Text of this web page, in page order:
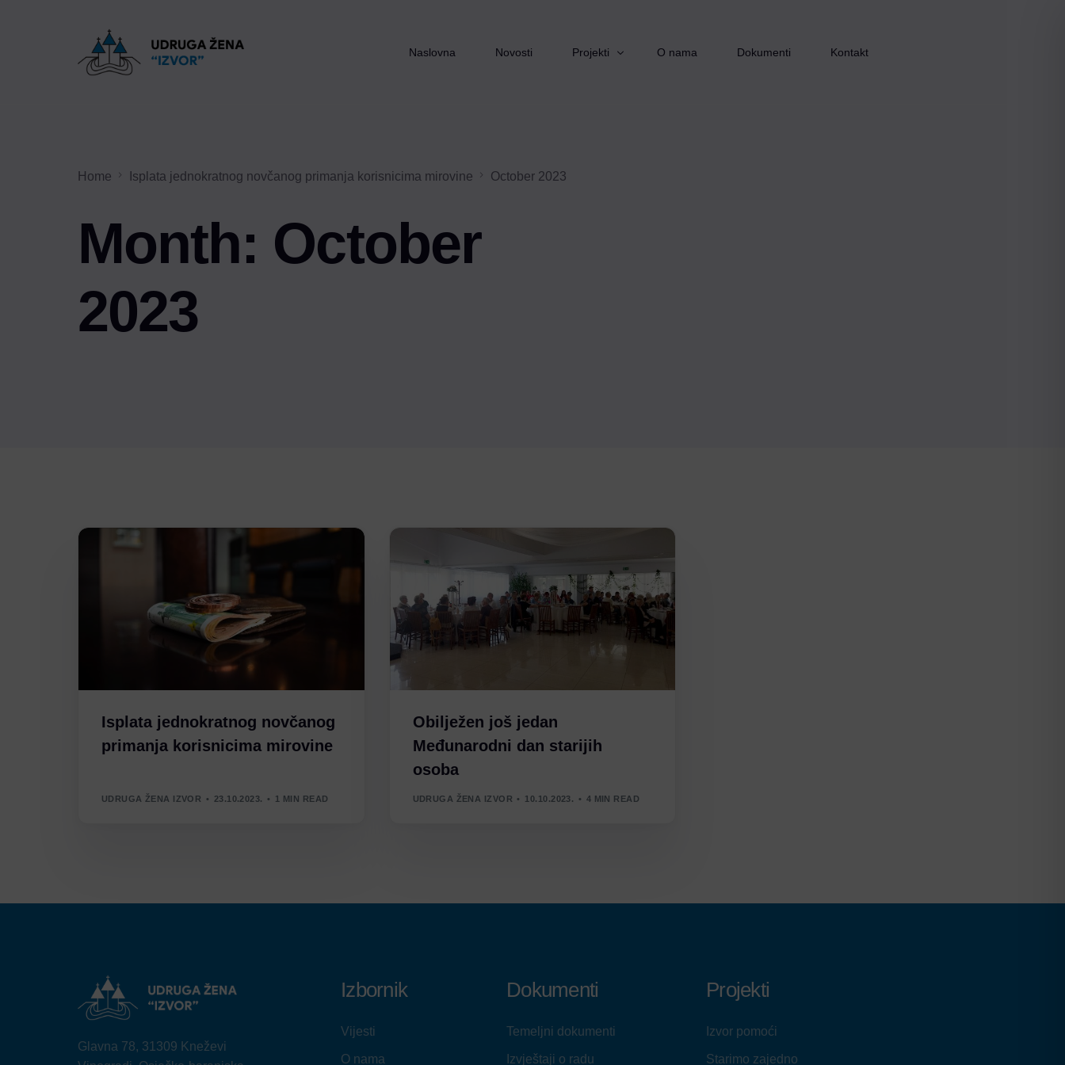
Naslovna Novosti Projekti O nama Dokumenti Kontakt
Home Isplata jednokratnog novčanog primanja korisnicima mirovine October 2023
Month: October
2023
Isplata jednokratnog novčanog
primanja korisnicima mirovine
UDRUGA ŽENA IZVOR 23.10.2023. 1 MIN READ
Obilježen još jedan
Međunarodni dan starijih
osoba
UDRUGA ŽENA IZVOR 10.10.2023. 4 MIN READ
Glavna 78, 31309 Kneževi
Izbornik
Vijesti
O nama
Dokumenti
Temeljni dokumenti
Izvještaji o radu
Projekti
Izvor pomoći
Starimo zajedno